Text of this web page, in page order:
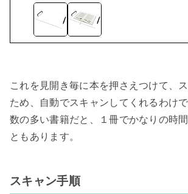
これを見開き毎に本を押さえつけて、
ため、自動でスキャンしてくれるわけ
数の多い書籍だと、１冊でかなりの時
ともあります。
スキャン手順